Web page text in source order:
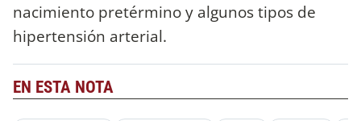
nacimiento pretérmino y algunos tipos de
hipertensión arterial.
EN ESTA NOTA